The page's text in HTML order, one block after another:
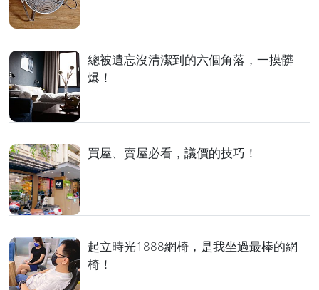
總被遺忘沒清潔到的六個角落，一摸髒
爆！
買屋、賣屋必看，議價的技巧！
起立時光1888網椅，是我坐過最棒的網
椅！